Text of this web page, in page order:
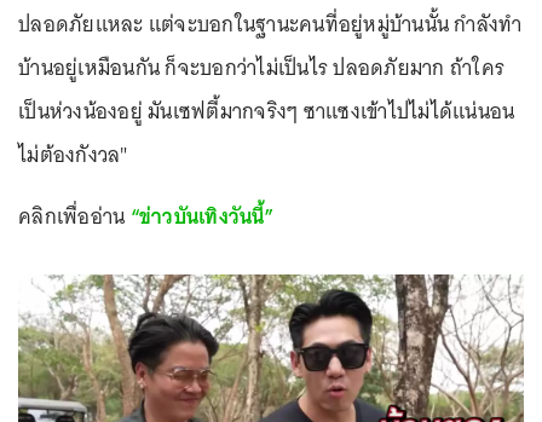
ปลอดภัยแหละ แต่จะบอกในฐานะคนที่อยู่หมู่บ้านนั้น กำลังทำ
บ้านอยู่เหมือนกัน ก็จะบอกว่าไม่เป็นไร ปลอดภัยมาก ถ้าใคร
เป็นห่วงน้องอยู่ มันเซฟตี้มากจริงๆ ซาแซงเข้าไปไม่ได้แน่นอน
ไม่ต้องกังวล"
คลิกเพื่ออ่าน “ข่าวบันเทิงวันนี้”